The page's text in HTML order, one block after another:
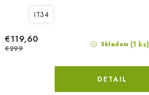
IT34
Skladom (1 ks)
€119,60
€299
DETAIL